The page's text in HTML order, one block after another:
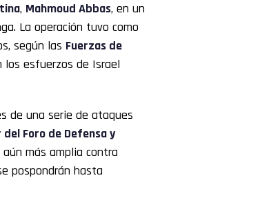
, Mahmoud Abbas, en un
La operación tuvo como
según las Fuerzas de
los esfuerzos de Israel
de una serie de ataques
Foro de Defensa y
más amplia contra
pospondrán hasta